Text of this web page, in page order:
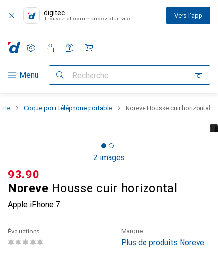
digitec
Trouvez et commandez plus vite Vers l'app
Navigation par catégorie
Menu Recherche
Paramètres
Compte client
Listes de comparaison
Listes d'envies
Panier
Coque pour téléphone portable Noreve Housse cuir horizontal
2 images
Noreve Housse cuir horizontal
Apple iPhone 7
CHF
93.90
Évaluations Marque
Plus de produits Noreve